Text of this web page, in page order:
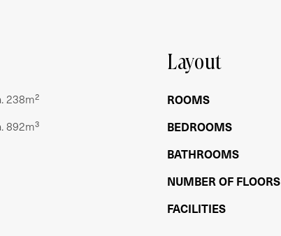
uit 4 appartementsrechten. De VvE wordt
bedragen € 356,48 per maand er is een
238m²
892m³
Layout
ROOMS
BEDROOMS
BATHROOMS
NUMBER OF FLOORS
FACILITIES